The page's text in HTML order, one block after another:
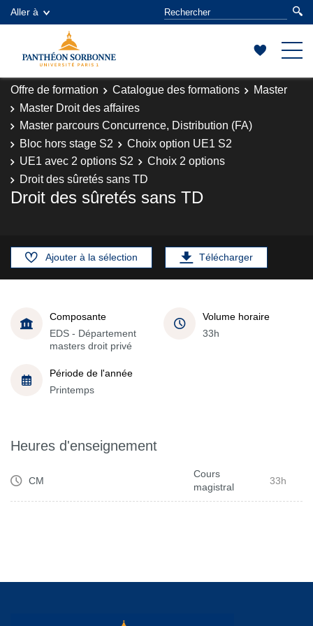
Aller à
Offre de formation Catalogue des formations
Master
Master Droit des affaires
Master parcours Concurrence, Distribution (FA)
Bloc hors stage S2
Choix option UE1 S2
UE1 avec 2 options S2
Choix 2 options
Droit des sûretés sans TD
Droit des sûretés sans TD
Ajouter à la sélection Télécharger
Composante
EDS - Département
masters droit privé
Volume horaire
33h
Période de l'année
Printemps
Heures d'enseignement
CM
Cours
magistral
33h